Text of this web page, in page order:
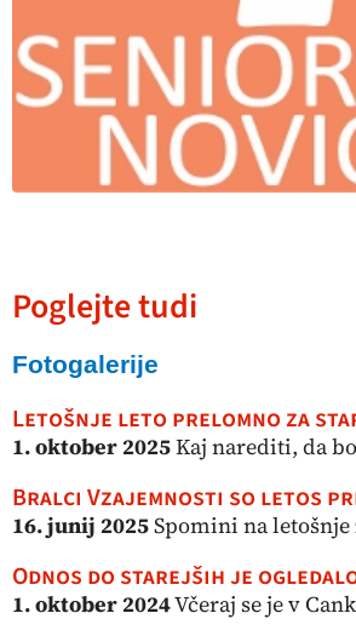
Poglejte tudi
Fotogalerije
Letošnje leto prelomno za
1. oktober 2025Kaj narediti, da
Bralci Vzajemnosti so letos
16. junij 2025Spomini na letošnje
Odnos do starejših je
1. oktober 2024Včeraj se je v